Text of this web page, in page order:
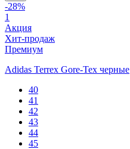
-28%
1
Акция
Хит-продаж
Премиум
Adidas Terrex Gore-Tex черные
40
41
42
43
44
45